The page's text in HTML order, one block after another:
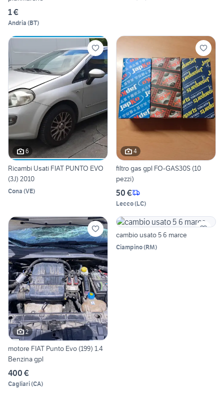
1 €
Andria (BT)
6
Ricambi Usati FIAT PUNTO EVO
(3J) 2010
Cona (VE)
4
filtro gas gpl FO-GAS30S (10
pezzi)
50 €
Lecco(LC)
2
motore FIAT Punto Evo (199) 1.4
Benzina gpl
400 €
Cagliari(CA)
cambio usato 5 6 marce
Ciampino(RM)